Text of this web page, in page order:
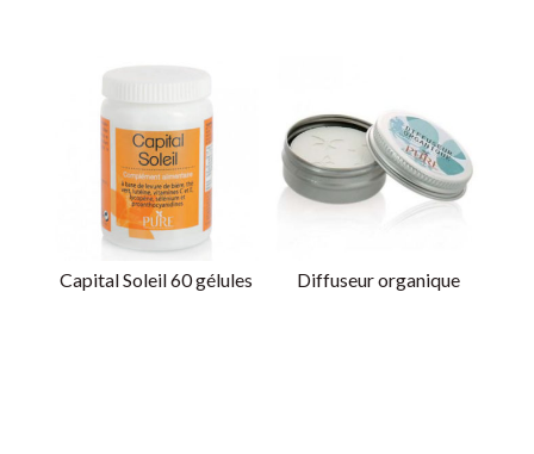
Capital Soleil 60 gélules Diffuseur organique